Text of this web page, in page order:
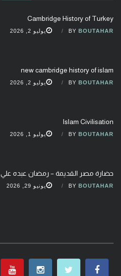
Cambridge History of Turkey
BY BOUTAHAR يوليو 2, 2026
new cambridge history of islam
BY BOUTAHAR يوليو 2, 2026
Islam Civilisation
BY BOUTAHAR يوليو 1, 2026
حضارة مصر القديمة – رمضان عبده علي
BY BOUTAHAR يونيو 29, 2026